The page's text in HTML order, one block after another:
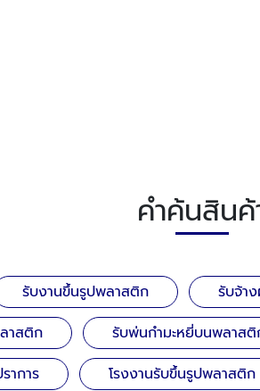
คำค้นสินค้
รับงานขึ้นรูปพลาสติก รับจ้า
าสติก
รับพ่นกำมะหยี่บนพลาส
าการ
โรงงานรับขึ้นรูปพลาสติ